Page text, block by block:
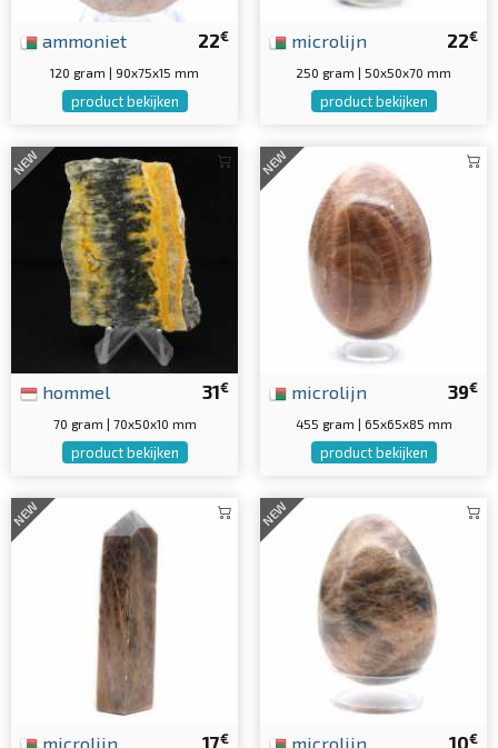
22€
ammoniet
120 gram | 90x75x15 mm
product bekijken
22€
microlijn
250 gram | 50x50x70 mm
product bekijken
NEW
31€
hommel
70 gram | 70x50x10 mm
product bekijken
NEW
39€
microlijn
455 gram | 65x65x85 mm
product bekijken
NEW
17€
microlijn
NEW
10€
microlijn